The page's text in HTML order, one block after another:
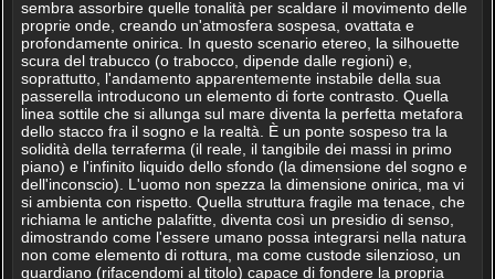
sembra assorbire quelle tonalità per scaldare il movimento delle
proprie onde, creando un'atmosfera sospesa, ovattata e
profondamente onirica. In questo scenario etereo, la silhouette
scura del trabucco (o trabocco, dipende dalle regioni) e,
soprattutto, l'andamento apparentemente instabile della sua
passerella introducono un elemento di forte contrasto. Quella
linea sottile che si allunga sul mare diventa la perfetta metafora
dello stacco fra il sogno e la realtà. È un ponte sospeso tra la
solidità della terraferma (il reale, il tangibile dei massi in primo
piano) e l'infinito liquido dello sfondo (la dimensione del sogno e
dell'inconscio). L'uomo non spezza la dimensione onirica, ma vi
si ambienta con rispetto. Quella struttura fragile ma tenace, che
richiama le antiche palafitte, diventa così un presidio di senso,
dimostrando come l'essere umano possa integrarsi nella natura
non come elemento di rottura, ma come custode silenzioso, un
guardiano (rifacendomi al titolo) capace di fondere la propria